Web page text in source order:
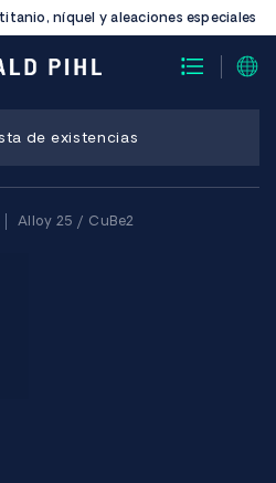
níquel y aleaciones especiales
Alloy 25 / CuBe2